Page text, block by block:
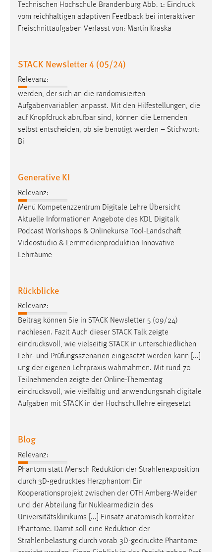
Technischen Hochschule Brandenburg Abb. 1: Eindruck
vom reichhaltigen adaptiven Feedback bei interaktiven
Freischnittaufgaben Verfasst von: Martin Kraska
STACK Newsletter 4 (05/24)
Relevanz:
werden, der sich an die randomisierten
Aufgabenvariablen anpasst. Mit den Hilfestellungen, die
auf Knopfdruck abrufbar sind, können die Lernenden
selbst entscheiden, ob sie benötigt werden – Stichwort:
Bi
Generative KI
Relevanz:
Menü Kompetenzzentrum Digitale Lehre Übersicht
Aktuelle Informationen Angebote des KDL Digitalk
Podcast Workshops & Onlinekurse Tool-Landschaft
Videostudio & Lernmedienproduktion Innovative
Lehrräume
Rückblicke
Relevanz:
Beitrag können Sie in STACK Newsletter 5 (09/24)
nachlesen. Fazit Auch dieser STACK Talk zeigte
eindrucksvoll, wie vielseitig STACK in unterschiedlichen
Lehr- und Prüfungsszenarien eingesetzt werden kann [...]
ung der eigenen Lehrpraxis wahrnahmen. Mit rund 70
Teilnehmenden zeigte der Online-Thementag
eindrucksvoll, wie vielfältig und anwendungsnah digitale
Aufgaben mit STACK in der Hochschullehre eingesetzt
Blog
Relevanz:
Phantom statt Mensch Reduktion der Strahlenexposition
durch 3D-gedrucktes Herzphantom Ein
Kooperationsprojekt zwischen der OTH Amberg-Weiden
und der Abteilung für Nuklearmedizin des
Universitätsklinikums [...] Einsatz anatomisch korrekter
Phantome. Damit soll eine Reduktion der
Strahlenbelastung durch vorab 3D-gedruckte Phantome